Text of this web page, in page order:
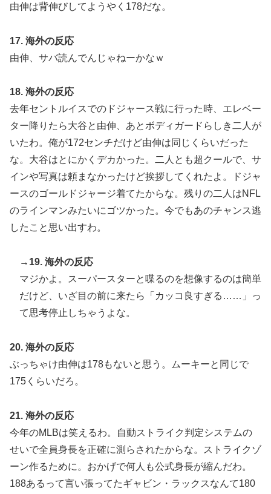
由伸は背伸びしてようやく178だな。
17. 海外の反応
由伸、サバ読んでんじゃねーかなｗ
18. 海外の反応
去年セントルイスでのドジャース戦に行った時、エレベー
ター降りたら大谷と由伸、あとボディガードらしき二人が
いたわ。俺が172センチだけど由伸は同じくらいだった
な。大谷はとにかくデカかった。二人とも超クールで、サ
インや写真は頼まなかったけど挨拶してくれたよ。ドジャ
ースのゴールドジャージ着てたからな。残りの二人はNFL
のラインマンみたいにゴツかった。今でもあのチャンス逃
したこと思い出すわ。
→19. 海外の反応
マジかよ。スーパースターと喋るのを想像するのは簡単
だけど、いざ目の前に来たら「カッコ良すぎる……」っ
て思考停止しちゃうよな。
20. 海外の反応
ぶっちゃけ由伸は178もないと思う。ムーキーと同じで
175くらいだろ。
21. 海外の反応
今年のMLBは笑えるわ。自動ストライク判定システムの
せいで全員身長を正確に測らされたからな。ストライクゾ
ーン作るために。おかげで何人も公式身長が縮んだわ。
188あるって言い張ってたギャビン・ラックスなんて180